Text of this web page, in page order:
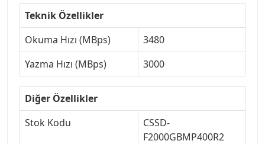
Teknik Özellikler
Okuma Hızı (MBps)
3480
Yazma Hızı (MBps)
3000
Diğer Özellikler
Stok Kodu
CSSD-
F2000GBMP400R2